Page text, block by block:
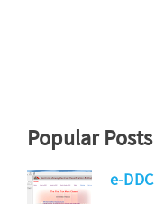
Popular Posts
e-